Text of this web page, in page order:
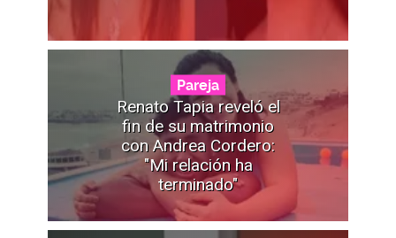
Pareja
Renato Tapia reveló el
fin de su matrimonio
con Andrea Cordero:
"Mi relación ha
terminado"